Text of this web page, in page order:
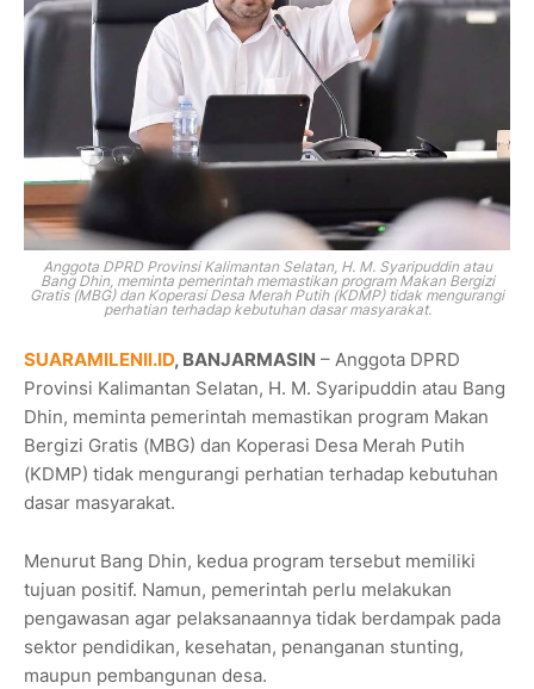
Anggota DPRD Provinsi Kalimantan Selatan, H. M. Syaripuddin atau
Bang Dhin, meminta pemerintah memastikan program Makan Bergizi
Gratis (MBG) dan Koperasi Desa Merah Putih (KDMP) tidak mengurangi
perhatian terhadap kebutuhan dasar masyarakat.
SUARAMILENIl.ID, BANJARMASIN – Anggota DPRD
Provinsi Kalimantan Selatan, H. M. Syaripuddin atau Bang
Dhin, meminta pemerintah memastikan program Makan
Bergizi Gratis (MBG) dan Koperasi Desa Merah Putih
(KDMP) tidak mengurangi perhatian terhadap kebutuhan
dasar masyarakat.
Menurut Bang Dhin, kedua program tersebut memiliki
tujuan positif. Namun, pemerintah perlu melakukan
pengawasan agar pelaksanaannya tidak berdampak pada
sektor pendidikan, kesehatan, penanganan stunting,
maupun pembangunan desa.